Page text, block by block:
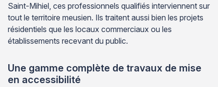
Saint-Mihiel, ces professionnels qualifiés interviennent sur
tout le territoire meusien. Ils traitent aussi bien les projets
résidentiels que les locaux commerciaux ou les
établissements recevant du public.
Une gamme complète de travaux de mise
en accessibilité